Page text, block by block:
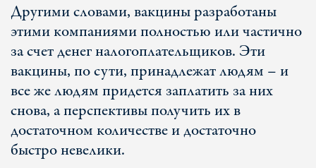
Другими словами, вакцины разработаны
этими компаниями полностью или частично
за счет денег налогоплательщиков. Эти
вакцины, по сути, принадлежат людям – и
все же людям придется заплатить за них
снова, а перспективы получить их в
достаточном количестве и достаточно
быстро невелики.